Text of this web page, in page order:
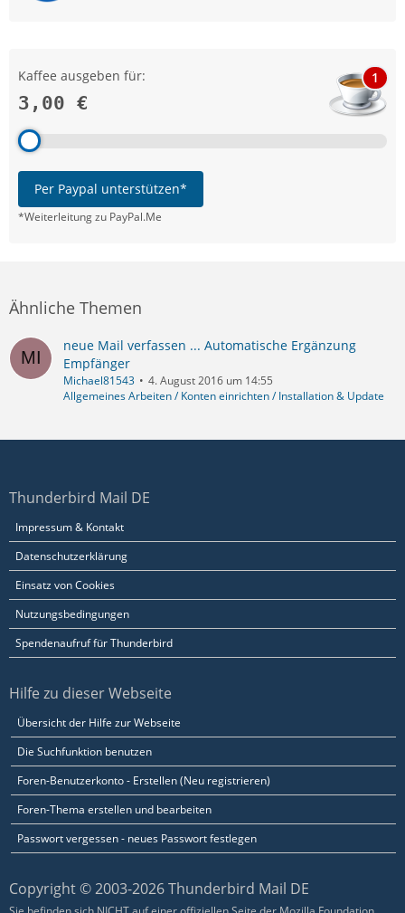
Kaffee ausgeben für:
3,00 €
1
Per Paypal unterstützen*
*Weiterleitung zu PayPal.Me
Ähnliche Themen
neue Mail verfassen ... Automatische Ergänzung
Empfänger
Michael81543
4. August 2016 um 14:55
Allgemeines Arbeiten / Konten einrichten / Installation & Update
Thunderbird Mail DE
Impressum & Kontakt
Datenschutzerklärung
Einsatz von Cookies
Nutzungsbedingungen
Spendenaufruf für Thunderbird
Hilfe zu dieser Webseite
Übersicht der Hilfe zur Webseite
Die Suchfunktion benutzen
Foren-Benutzerkonto - Erstellen (Neu registrieren)
Foren-Thema erstellen und bearbeiten
Passwort vergessen - neues Passwort festlegen
Copyright © 2003-2026 Thunderbird Mail DE